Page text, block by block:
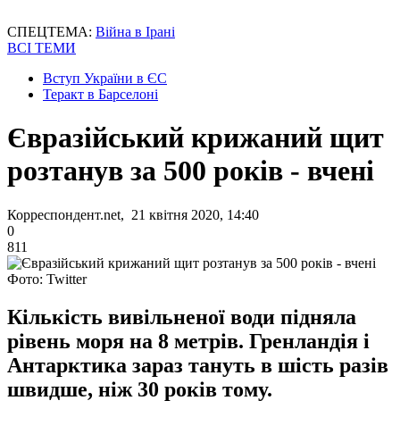
СПЕЦТЕМА: Війна в Ірані
ВСІ ТЕМИ
Вступ України в ЄС
Теракт в Барселоні
Євразійський крижаний щит
розтанув за 500 років - вчені
Корреспондент.net, 21 квітня 2020, 14:40
0
811
Фото: Twitter
Кількість вивільненої води підняла
рівень моря на 8 метрів. Гренландія і
Антарктика зараз тануть в шість разів
швидше, ніж 30 років тому.